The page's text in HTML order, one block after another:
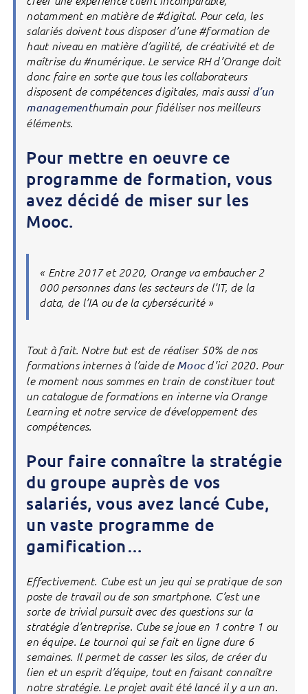
notamment en matière de #digital. Pour cela, les
salariés doivent tous disposer d’une #formation de
haut niveau en matière d’agilité, de créativité et de
maîtrise du #numérique. Le service RH d’Orange doit
donc faire en sorte que tous les collaborateurs
disposent de compétences digitales, mais aussi d’un
managementhumain pour fidéliser nos meilleurs
éléments.
Pour mettre en oeuvre ce
programme de formation, vous
avez décidé de miser sur les
Mooc.
« Entre 2017 et 2020, Orange va embaucher 2
000 personnes dans les secteurs de l’IT, de la
data, de l’IA ou de la cybersécurité »
Tout à fait. Notre but est de réaliser 50% de nos
formations internes à l’aide de Moocd’ici 2020. Pour
le moment nous sommes en train de constituer tout
un catalogue de formations en interne via Orange
Learning et notre service de développement des
compétences.
Pour faire connaître la stratégie
du groupe auprès de vos
salariés, vous avez lancé Cube,
un vaste programme de
gamification…
Effectivement. Cube est un jeu qui se pratique de son
poste de travail ou de son smartphone. C’est une
sorte de trivial pursuit avec des questions sur la
stratégie d’entreprise. Cube se joue en 1 contre 1 ou
en équipe. Le tournoi qui se fait en ligne dure 6
semaines. Il permet de casser les silos, de créer du
lien et un esprit d’équipe, tout en faisant connaître
notre stratégie. Le projet avait été lancé il y a un an.